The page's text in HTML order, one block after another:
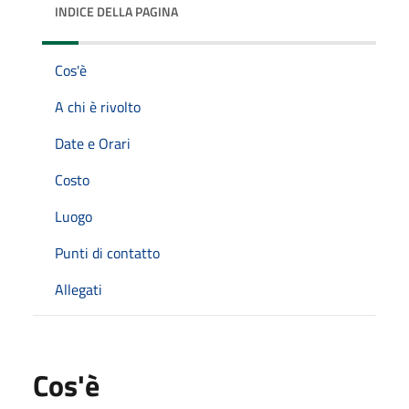
INDICE DELLA PAGINA
Cos'è
A chi è rivolto
Date e Orari
Costo
Luogo
Punti di contatto
Allegati
Cos'è